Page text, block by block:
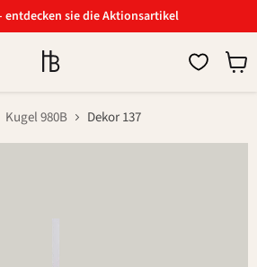
entdecken sie die Aktionsartikel
Kugel 980B Dekor 137